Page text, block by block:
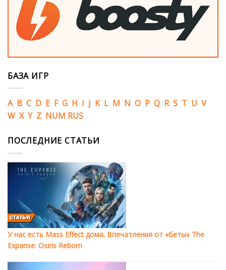
БАЗА ИГР
A B C D E F G H I J K L M N O P Q R S T U V
W X Y Z NUM RUS
ПОСЛЕДНИЕ СТАТЬИ
У нас есть Mass Effect дома. Впечатления от «беты» The
Expanse: Osiris Reborn